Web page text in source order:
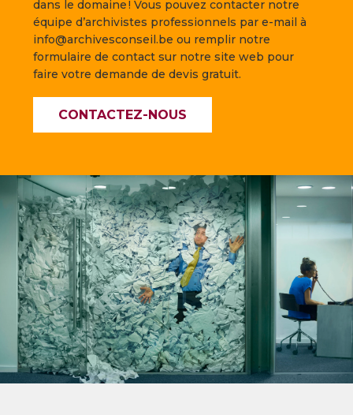
dans le domaine ! Vous pouvez contacter notre
équipe d’archivistes professionnels par e-mail à
info@archivesconseil.be ou remplir notre
formulaire de contact sur notre site web pour
faire votre demande de devis gratuit.
CONTACTEZ-NOUS
—